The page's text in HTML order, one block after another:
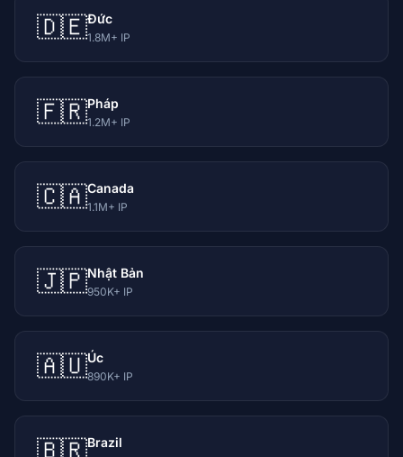
🇩🇪Đức
1.8M+ IP
🇫🇷Pháp
1.2M+ IP
🇨🇦Canada
1.1M+ IP
🇯🇵Nhật Bản
950K+ IP
🇦🇺Úc
890K+ IP
🇧🇷Brazil